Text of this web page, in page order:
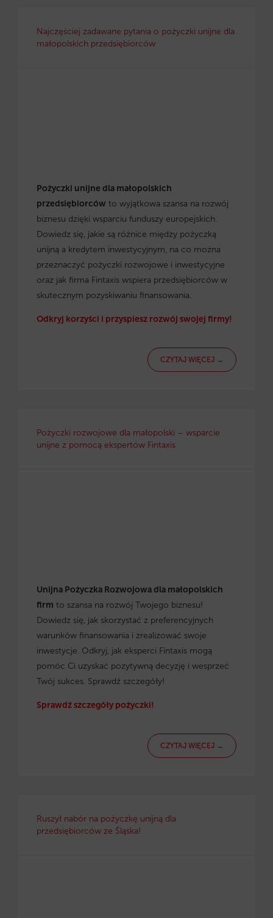
Najczęściej zadawane pytania o pożyczki unijne dla
małopolskich przedsiębiorców
Pożyczki unijne dla małopolskich
przedsiębiorców to wyjątkowa szansa na rozwój
biznesu dzięki wsparciu funduszy europejskich.
Dowiedz się, jakie są różnice między pożyczką
unijną a kredytem inwestycyjnym, na co można
przeznaczyć pożyczki rozwojowe i inwestycyjne
oraz jak firma Fintaxis wspiera przedsiębiorców w
skutecznym pozyskiwaniu finansowania.
Odkryj korzyści i przyspiesz rozwój swojej firmy!
CZYTAJ WIĘCEJ →
Pożyczki rozwojowe dla małopolski – wsparcie
unijne z pomocą ekspertów Fintaxis
Unijna Pożyczka Rozwojowa dla małopolskich
firm to szansa na rozwój Twojego biznesu!
Dowiedz się, jak skorzystać z preferencyjnych
warunków finansowania i zrealizować swoje
inwestycje. Odkryj, jak eksperci Fintaxis mogą
pomóc Ci uzyskać pozytywną decyzję i wesprzeć
Twój sukces. Sprawdź szczegóły!
Sprawdź szczegóły pożyczki!
CZYTAJ WIĘCEJ →
Ruszył nabór na pożyczkę unijną dla
przedsiębiorców ze Śląska!